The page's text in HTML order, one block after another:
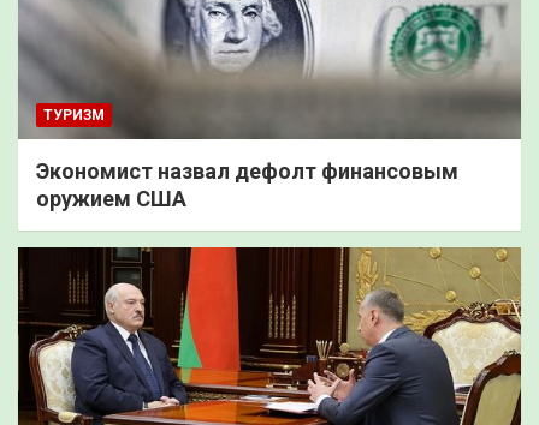
ТУРИЗМ
Экономист назвал дефолт финансовым
оружием США